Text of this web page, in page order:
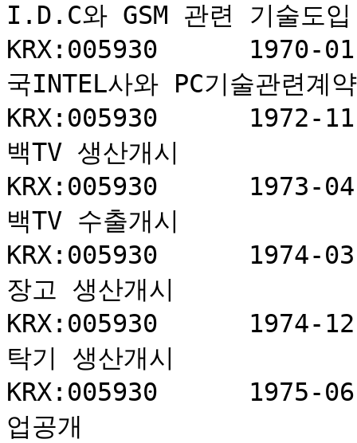
I.D.C와 GSM 관련 기술도입
KRX:005930	1970-01-01	1	삼성전자	미
국INTEL사와 PC기술관련계약
KRX:005930	1972-11-03	1	삼성전자	흑
백TV 생산개시
KRX:005930	1973-04-16	1	삼성전자	흑
백TV 수출개시
KRX:005930	1974-03-02	1	삼성전자	냉
장고 생산개시
KRX:005930	1974-12-16	1	삼성전자	세
탁기 생산개시
KRX:005930	1975-06-30	1	삼성전자	기
업공개